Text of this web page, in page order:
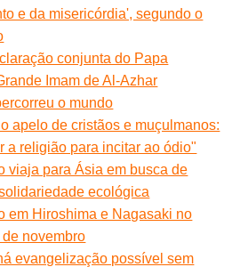
e da misericórdia', segundo o
conjunta do Papa
Imam de Al-Azhar
o mundo
apelo de cristãos e muçulmanos:
a religião para incitar ao ódio"
viaja para Ásia em busca de
ecológica
em Hiroshima e Nagasaki no
novembro
evangelização possível sem